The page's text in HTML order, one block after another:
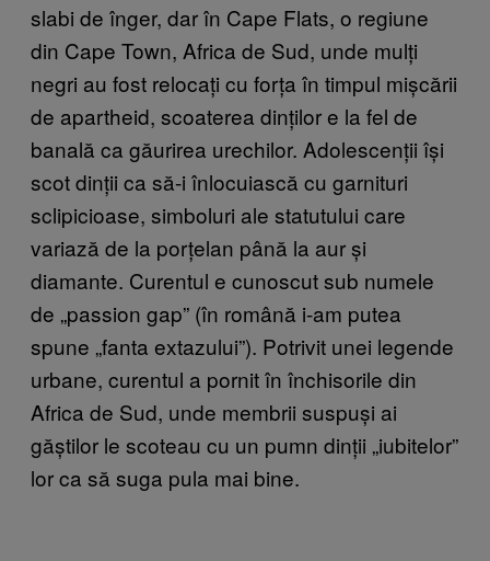
slabi de înger, dar în Cape Flats, o regiune
din Cape Town, Africa de Sud, unde mulți
negri au fost relocați cu forța în timpul mișcării
de apartheid, scoaterea dinților e la fel de
banală ca găurirea urechilor. Adolescenții își
scot dinții ca să-i înlocuiască cu garnituri
sclipicioase, simboluri ale statutului care
variază de la porțelan până la aur și
diamante. Curentul e cunoscut sub numele
de „passion gap” (în română i-am putea
spune „fanta extazului”). Potrivit unei legende
urbane, curentul a pornit în închisorile din
Africa de Sud, unde membrii suspuși ai
găștilor le scoteau cu un pumn dinții „iubitelor”
lor ca să suga pula mai bine.